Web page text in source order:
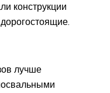
конструкции
лучше